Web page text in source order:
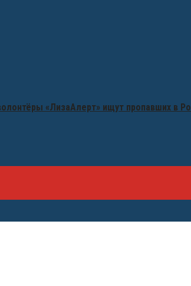
«ЛизаАлерт» ищут пропавших в